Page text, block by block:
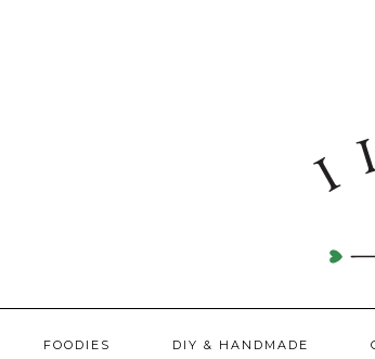
FOODIES DIY & HANDMADE